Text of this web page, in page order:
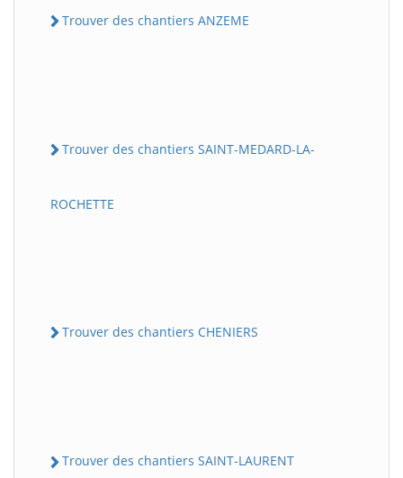
Trouver des chantiers ANZEME
Trouver des chantiers SAINT-MEDARD-LA-
ROCHETTE
Trouver des chantiers CHENIERS
Trouver des chantiers SAINT-LAURENT